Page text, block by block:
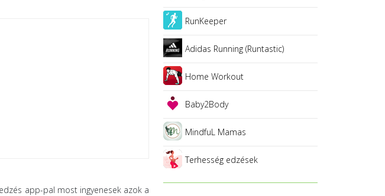
app-pal most ingyenesek azok a
RunKeeper
Adidas Running (Runtastic)
Home Workout
Baby2Body
MindfuL Mamas
Terhesség edzések